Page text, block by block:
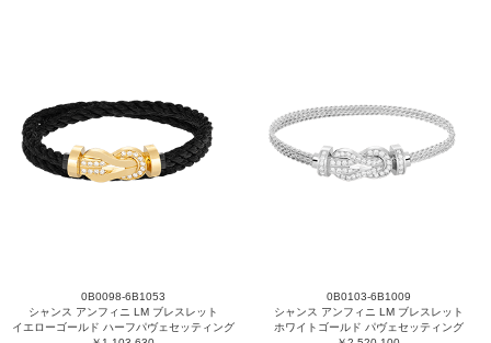
0B0098-6B1053
シャンス アンフィニ LM ブレスレット
イエローゴールド ハーフパヴェセッティング
0B0103-6B1009
シャンス アンフィニ LM ブレスレット
ホワイトゴールド パヴェセッティング